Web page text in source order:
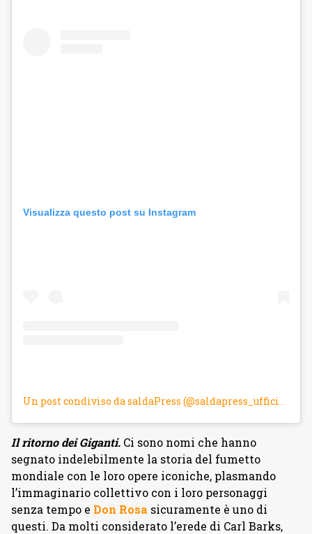
Visualizza questo post su Instagram
Il ritorno dei Giganti. Ci sono nomi che hanno
segnato indelebilmente la storia del fumetto
mondiale con le loro opere iconiche, plasmando
l’immaginario collettivo con i loro personaggi
senza tempo e Don Rosa sicuramente è uno di
questi. Da molti considerato l’erede di Carl Barks,